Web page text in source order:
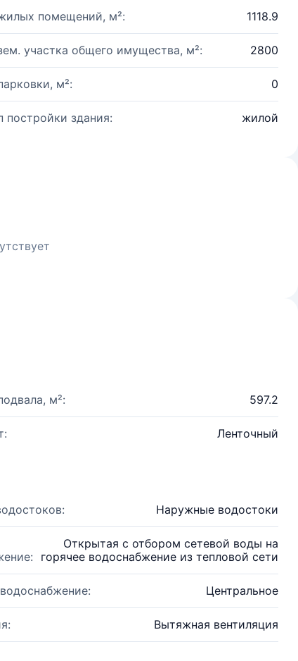
помещений, м²: 1118.9
участка общего имущества, м²: 2800
м²: 0
постройки здания: жилой
м²: 597.2
Ленточный
Наружные водостоки
Открытая с отбором сетевой воды на
горячее водоснабжение из тепловой сети
Центральное
Вытяжная вентиляция